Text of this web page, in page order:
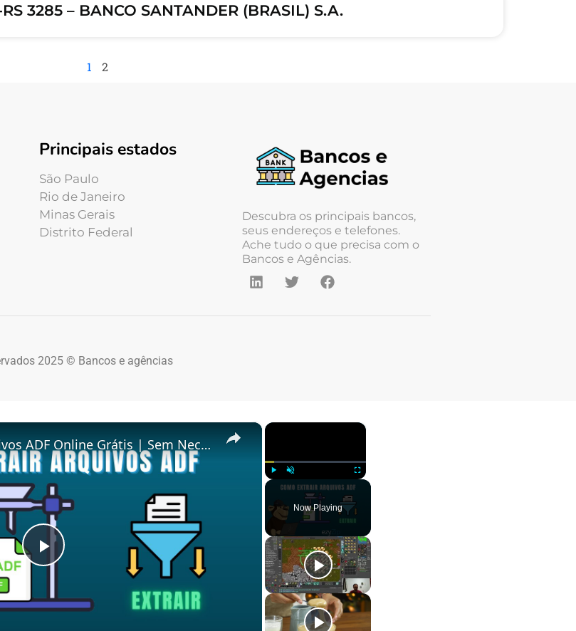
3285 – BANCO SANTANDER (BRASIL) S.A.
1 2
Principais estados
São Paulo
Rio de Janeiro
Minas Gerais
Distrito Federal
Descubra os principais bancos,
seus endereços e telefones.
Ache tudo o que precisa com o
Bancos e Agências.
2025 © Bancos e agências
×
Play Unmute Fullscreen
Now Playing
×
Play Video
📦 Como Extrair Arquivos ADF Online Grátis | Sem Necessidade de Instalação de Software